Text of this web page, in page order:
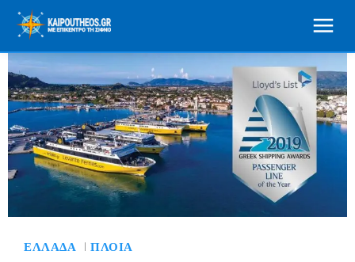
ΕΛΛΆΔΑ ΠΛΟΊΑ